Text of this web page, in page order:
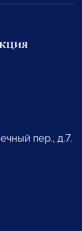
пер., д.7.